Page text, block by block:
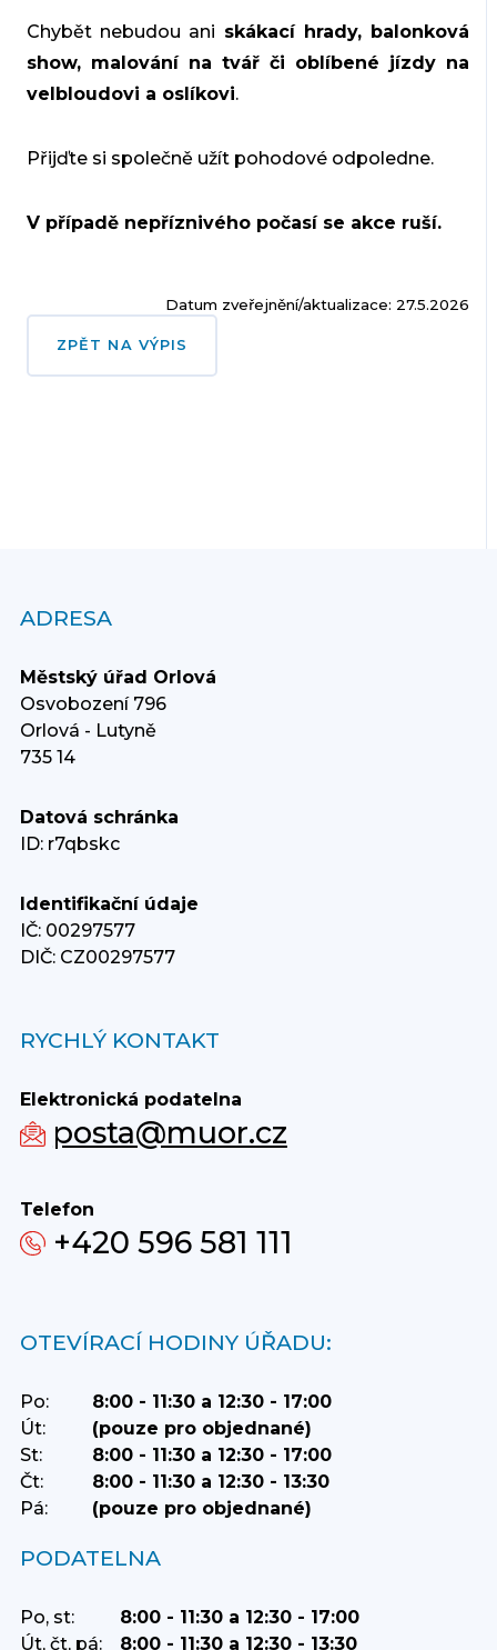
Chybět nebudou ani skákací hrady, balonková
show, malování na tvář či oblíbené jízdy na
velbloudovi a oslíkovi.
Přijďte si společně užít pohodové odpoledne.
V případě nepříznivého počasí se akce ruší.
Datum zveřejnění/aktualizace: 27.5.2026
ZPĚT NA VÝPIS
ADRESA
Městský úřad Orlová
Osvobození 796
Orlová - Lutyně
735 14
Datová schránka
ID: r7qbskc
Identifikační údaje
IČ: 00297577
DIČ: CZ00297577
RYCHLÝ KONTAKT
Elektronická podatelna
posta@muor.cz
Telefon
+420 596 581 111
OTEVÍRACÍ HODINY ÚŘADU:
Po:
8:00 - 11:30 a 12:30 - 17:00
Út:
(pouze pro objednané)
St:
8:00 - 11:30 a 12:30 - 17:00
Čt:
8:00 - 11:30 a 12:30 - 13:30
Pá:
(pouze pro objednané)
PODATELNA
Po, st:
8:00 - 11:30 a 12:30 - 17:00
Út, čt, pá:
8:00 - 11:30 a 12:30 - 13:30